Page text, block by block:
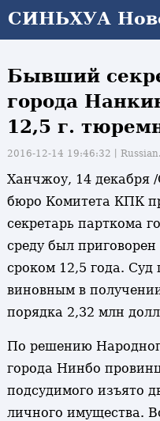
СИНЬХУА
Бывший
города
12,5 г.
2016-12-14 19:46:32丨
Ханчжоу, 14 декабря
бюро Комитета КПК
секретарь парткома
среду был
сроком 12,5 года.
виновным в
порядка 2,32 млн
По решению
города Нинбо
подсудимого изъято
личного имущества.